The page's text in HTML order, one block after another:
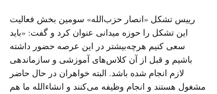
رییس تشکل «انصار حزب‌الله» سومین بخش فعالیت
این تشکل را حوزه میدانی عنوان کرد و گفت: «باید
سعی کنیم هرچه‌بیشتر در این عرصه حضور داشته
باشیم و قبل از آن کلاس‌های آموزشی و سازماندهی
لازم انجام شده باشد. البته خواهران در حال حاضر
مشغول هستند و انجام وظیفه می‌کنند و انشاءالله ما هم